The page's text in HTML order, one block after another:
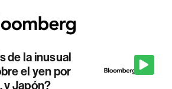
de la inusual
el yen por
y Japón?